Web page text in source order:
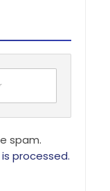
spam.
processed.